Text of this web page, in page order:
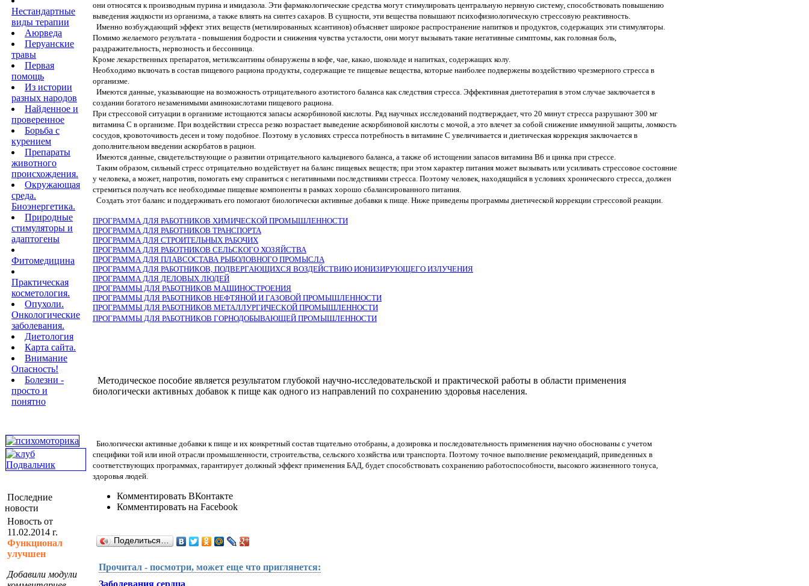
Нестандартные
виды терапии
Аюрведа
Перуанские
травы
Первая
помощь
Из истории
разных народов
Найденное и
проверенное
Борьба с
курением
Препараты
животного
происхождения.
Окружающая
среда.
Биоэнергетика.
Природные
стимуляторы и
адаптогены
Фитомедицина
Практическая
косметология.
Опухоли.
Онкологические
заболевания.
Диетология
Карта сайта.
Внимание
Опасность!
Болезни -
просто и
понятно
Последние
новости
Новость от
11.02.2014 г.
Функционал
улучшен
Добавили модули
они относятся к производным пурина и имидазола. Эти фармакологические средства могут стимулировать центральную нервную систему, способствовать повышению
выведения жидкости из организма, а также влиять на синтез cахаров. В сущности, эти вещества повышают психофизиологическую стрессовую реактивность.
Именно возбуждающий эффект этих веществ (метилированных ксантинов) объясняет широкое распространение напитков и продуктов, содержащих эти стимуляторы.
Помимо желаемого результата - повышения бодрости и снижения чувства усталости, они могут вызывать такие негативные симптомы, как головная боль,
раздражительность, нервозность и бессонница.
Кроме лекарственных препаратов, метилксантины обнаружены в кофе, чае, какао, шоколаде и напитках, содержащих колу.
Необходимо включать в состав пищевого рациона продукты, содержащие те пищевые вещества, которые наиболее подвержены воздействию чрезмерного стресса в
организме.
Имеются данные, указывающие на возможность отрицательного азотистого баланса как следствия стресса. Эффективная диетотерапия в этом случае заключается в
создании богатого незаменимыми аминокислотами пищевого рациона.
При стрессовой ситуации в организме истощаются запасы аскорбиновой кислоты. Ряд научных исследований подтверждает, что 20 минут стресса разрушают 300 мг
витамина С в организме. При воздействии стресса резко возрастает выведение аскорбиновой кислоты с мочой, а это влечет за собой снижение иммунной защиты, ломкость
сосудов, кровоточивость десен и тому подобное. Поэтому в условиях стресса потребность в витамине С увеличивается и диетическая коррекция заклю­чается в
дополнительном введении аскорбатов в рацион.
Имеются данные, свидетельствующие о развитии отрица­тельного кальциевого баланса, а также об истощении запасов витамина В6 и цинка при стрессе.
Таким образом, сильный стресс отрицательно воздействует на баланс пищевых веществ; при этом характер питания может вызывать или усиливать стрессовое состояние
у человека, а может, напротив, помогать ему справиться с негативными последствиями стресса. Поэтому человек, находящийся в условиях хронического стресса, должен
стремиться получать все не­обходимые пищевые компоненты в рамках хорошо сбаланси­рованного питания.
Создать этот баланс и поддерживать его помогают биологически активные добавки к пище. Ниже приведены программы диетической коррекции стрессовой реакции.
ПРОГРАММА ДЛЯ РАБОТНИКОВ ХИМИЧЕСКОЙ ПРОМЫШЛЕННОСТИ
ПРОГРАММА ДЛЯ РАБОТНИКОВ ТРАНСПОРТА
ПРОГРАММА ДЛЯ СТРОИТЕЛЬНЫХ РАБОЧИХ
ПРОГРАММА ДЛЯ РАБОТНИКОВ СЕЛЬСКОГО ХОЗЯЙСТВА
ПРОГРАММА ДЛЯ ПЛАВСОСТАВА РЫБОЛОВНОГО ПРОМЫСЛА
ПРОГРАММА ДЛЯ РАБОТНИКОВ, ПОДВЕРГАЮЩИХСЯ ВОЗДЕЙСТВИЮ ИОНИЗИРУЮЩЕГО ИЗЛУЧЕНИЯ
ПРОГРАММА ДЛЯ ДЕЛОВЫХ ЛЮДЕЙ
ПРОГРАММЫ ДЛЯ РАБОТНИКОВ МАШИНОСТРОЕНИЯ
ПРОГРАММЫ ДЛЯ РАБОТНИКОВ НЕФТЯНОЙ И ГАЗОВОЙ ПРОМЫШЛЕННОСТИ
ПРОГРАММЫ ДЛЯ РАБОТНИКОВ МЕТАЛЛУРГИЧЕСКОЙ ПРОМЫШЛЕННОСТИ
ПРОГРАММЫ ДЛЯ РАБОТНИКОВ ГОРНОДОБЫВАЮЩЕЙ ПРОМЫШЛЕННОСТИ
Методическое пособие является результатом глубокой научно-исследовательской и практической работы в области применения
биологически активных добавок к пище как одного из направлений по сохранению здоровья населения.
Биологически активные добавки к пище и их конкретный состав тщательно отобраны, а дозировка и последовательность применения научно обоснованы с учетом
специфики той или иной отрасли промышленности, строительства, сельского хозяйства или транспорта. Поэтому точное выполнение рекомендаций, приве­денных в
соответствующих программах, гарантирует должный эффект применения БАД, будет способствовать сохранению работоспособности, высокого жизненного тонуса,
здоровья людей.
Комментировать ВКонтакте
Комментировать на Facebook
Поделиться…
Прочитал - посмотри, может еще что приглянется:
Заболевания сердца